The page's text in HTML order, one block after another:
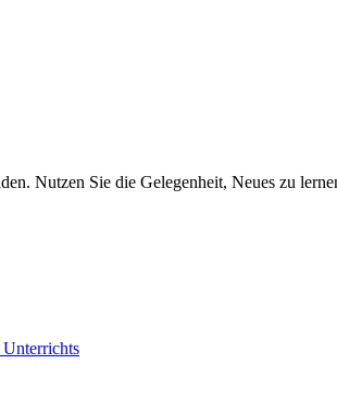
Nutzen Sie die Gelegenheit, Neues zu
Unterrichts